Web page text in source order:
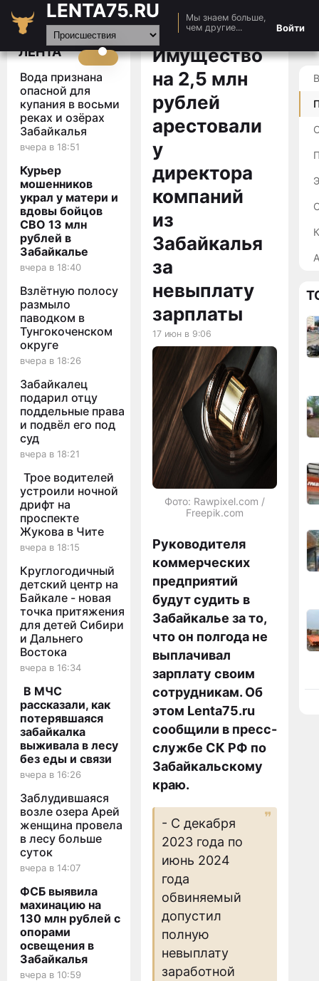
LENTA75.RU
Мы знаем больше,
чем другие...
Войти
Главная
Новости
Видео
Статьи
ЛЕНТА
Вода признана
опасной для
купания в восьми
реках и озёрах
Забайкалья
вчера в 18:51
Курьер
мошенников
украл у матери и
вдовы бойцов
СВО 13 млн
рублей в
Забайкалье
вчера в 18:40
Взлётную полосу
размыло
паводком в
Тунгокоченском
округе
вчера в 18:26
Забайкалец
подарил отцу
поддельные права
и подвёл его под
суд
вчера в 18:21
Трое водителей
устроили ночной
дрифт на
проспекте
Жукова в Чите
вчера в 18:15
Круглогодичный
детский центр на
Байкале - новая
точка притяжения
для детей Сибири
и Дальнего
Востока
вчера в 16:34
В МЧС
рассказали, как
потерявшаяся
забайкалка
выживала в лесу
без еды и связи
вчера в 16:26
Заблудившаяся
возле озера Арей
женщина провела
в лесу больше
суток
вчера в 14:07
ФСБ выявила
махинацию на
130 млн рублей с
опорами
освещения в
Забайкалья
вчера в 10:59
Имущество
на 2,5 млн
рублей
арестовали
у
директора
компаний
из
Забайкалья
за
невыплату
зарплаты
17 июн в 9:06
Фото: Rawpixel.com /
Freepik.com
Руководителя
коммерческих
предприятий
будут судить в
Забайкалье за то,
что он полгода не
выплачивал
зарплату своим
сотрудникам. Об
этом Lenta75.ru
сообщили в пресс-
службе СК РФ по
Забайкальскому
краю.
- С декабря
2023 года по
июнь 2024
года
обвиняемый
допустил
полную
невыплату
заработной